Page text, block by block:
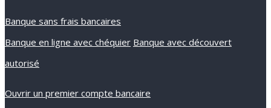
Banque sans frais bancaires
Banque en ligne avec chéquier Banque avec découvert
autorisé
Ouvrir un premier compte bancaire